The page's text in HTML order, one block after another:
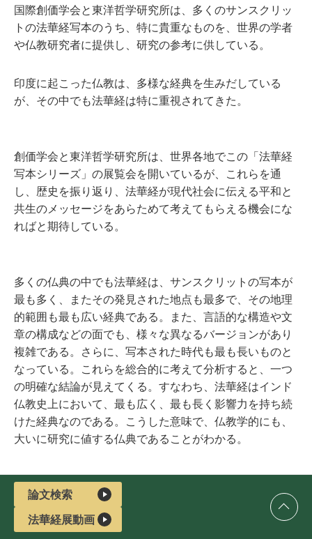
国際創価学会と東洋哲学研究所は、多くのサンスクリッ
トの法華経写本のうち、特に貴重なものを、世界の学者
や仏教研究者に提供し、研究の参考に供している。
印度に起こった仏教は、多様な経典を生みだしている
が、その中でも法華経は特に重視されてきた。
創価学会と東洋哲学研究所は、世界各地でこの「法華経
写本シリーズ」の展覧会を開いているが、これらを通
し、歴史を振り返り、法華経が現代社会に伝える平和と
共生のメッセージをあらためて考えてもらえる機会にな
ればと期待している。
多くの仏典の中でも法華経は、サンスクリットの写本が
最も多く、またその発見された地点も最多で、その地理
的範囲も最も広い経典である。また、言語的な構造や文
章の構成などの面でも、様々な異なるバージョンがあり
複雑である。さらに、写本された時代も最も長いものと
なっている。これらを総合的に考えて分析すると、一つ
の明確な結論が見えてくる。すなわち、法華経はインド
仏教史上において、最も広く、最も長く影響力を持ち続
けた経典なのである。こうした意味で、仏教学的にも、
大いに研究に値する仏典であることがわかる。
このページのトップへ
マカオ・盧廉若公園の開幕式
論文検索
法華経展動画